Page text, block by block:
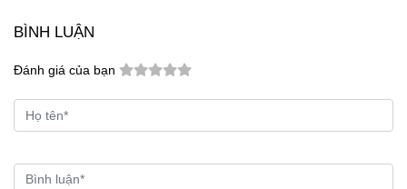
BÌNH LUẬN
Đánh giá của bạn